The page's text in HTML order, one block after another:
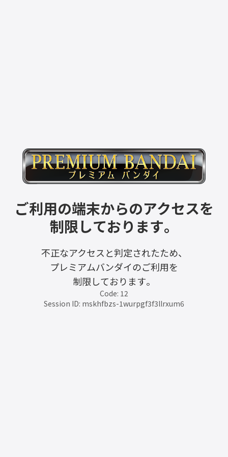
ご利用の端末からのアクセスを
制限しております。
不正なアクセスと判定されたため、
プレミアムバンダイのご利用を
制限しております。
Code: 12
Session ID: mskhfbzs-1wurpgf3f3llrxum6